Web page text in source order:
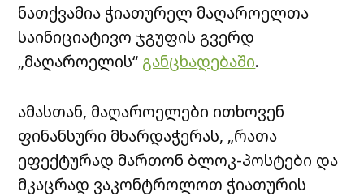
ნათქვამია ჭიათურელ მაღაროელთა
საინიციატივო ჯგუფის გვერდ
„მაღაროელის“ განცხადებაში.
ამასთან, მაღაროელები ითხოვენ
ფინანსური მხარდაჭერას, „რათა
ეფექტურად მართონ ბლოკ-პოსტები და
მკაცრად ვაკონტროლოთ ჭიათურის